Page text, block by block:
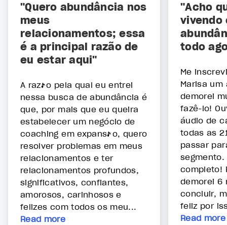
"Quero abundância nos
meus
relacionamentos; essa
é a principal razão de
eu estar aqui"
A razão pela qual eu entrei
nessa busca de abundância é
que, por mais que eu queira
estabelecer um negócio de
coaching em expansão, quero
resolver problemas em meus
relacionamentos e ter
relacionamentos profundos,
significativos, confiantes,
amorosos, carinhosos e
felizes com todos os meu...
Read more
"Acho
vivendo
todo
Me
Marisa
demorei
fazê-lo!
áudio de
todas as
passar
segmento.
completo!
demorei 6
concluir,
feliz por
Read more